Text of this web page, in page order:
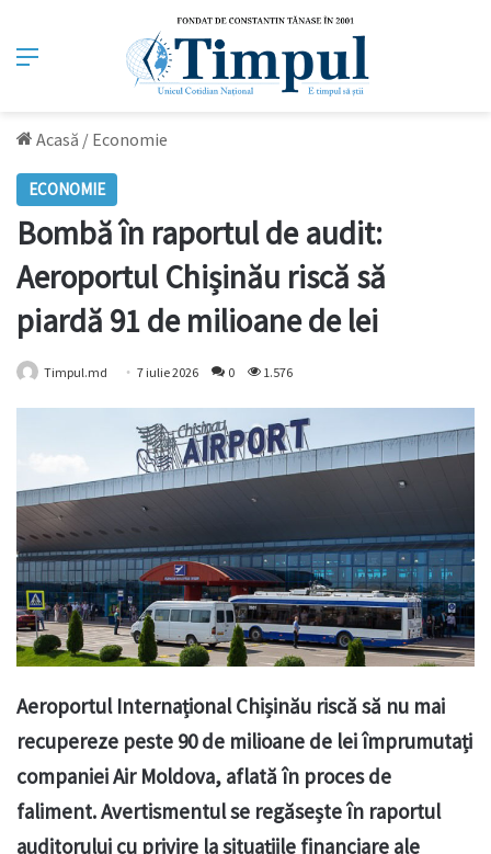
Meniu
Acasă / Economie
ECONOMIE
Bombă în raportul de audit:
Aeroportul Chișinău riscă să
piardă 91 de milioane de lei
Timpul.md 7 iulie 2026 0 1.576
Aeroportul Internațional Chișinău riscă să nu mai
recupereze peste 90 de milioane de lei împrumutați
companiei Air Moldova, aflată în proces de
faliment. Avertismentul se regăsește în raportul
auditorului cu privire la situațiile financiare ale